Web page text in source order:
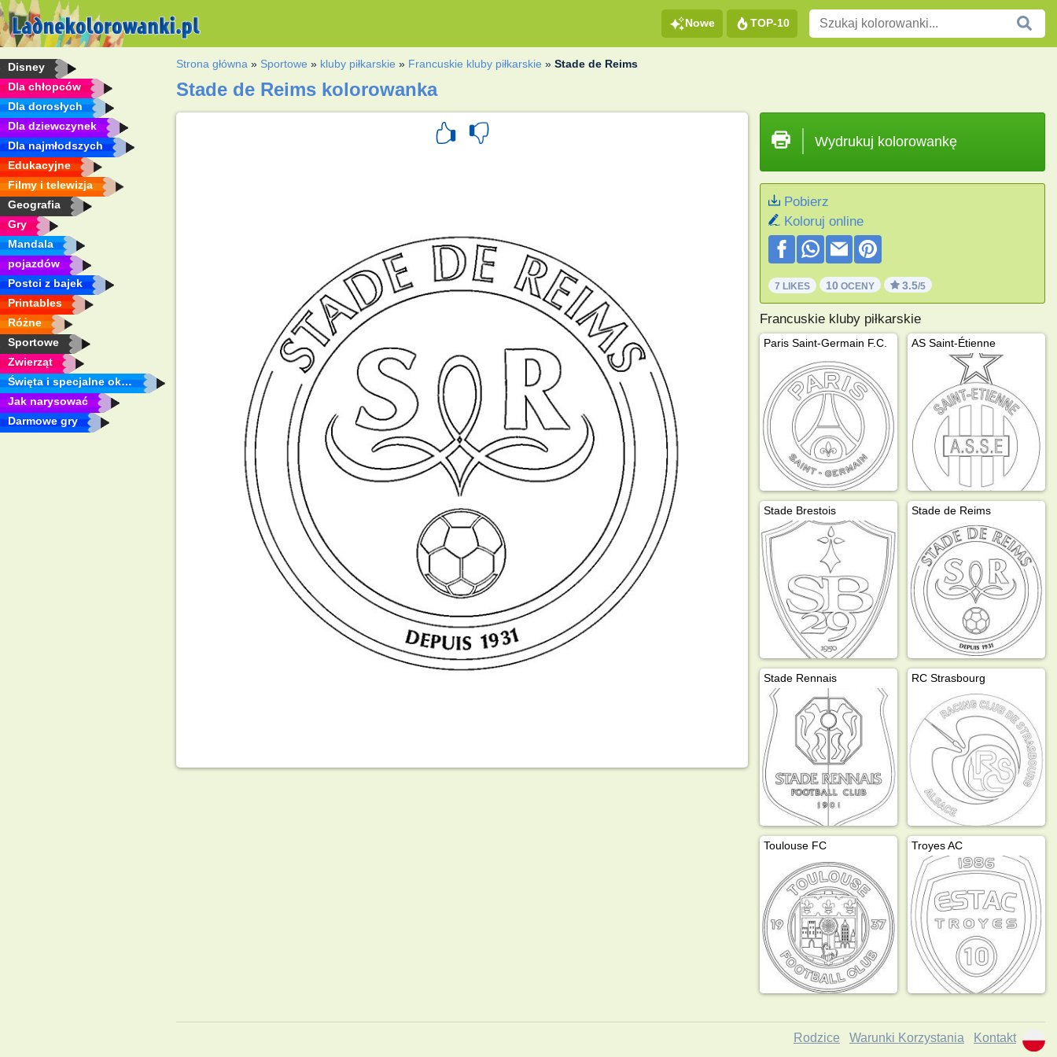
Nowe TOP-10
Disney
Dla chłopców
Dla dorosłych
Dla dziewczynek
Dla najmłodszych
Edukacyjne
Filmy i telewizja
Geografia
Gry
Mandala
pojazdów
Postci z bajek
Printables
Różne
Sportowe
Zwierząt
Święta i specjalne okazje
Jak narysować
Darmowe gry
Strona główna » Sportowe » kluby piłkarskie » Francuskie kluby piłkarskie »Stade de Reims
Stade de Reims kolorowanka
Wydrukuj kolorowankę
Pobierz
Koloruj online
7 LIKES 10 OCENY 3.5/5
Francuskie kluby piłkarskie
Paris Saint-Germain F.C. AS Saint-Étienne
Stade Brestois Stade de Reims
Stade Rennais RC Strasbourg
Toulouse FC Troyes AC
Rodzice Warunki Korzystania Kontakt